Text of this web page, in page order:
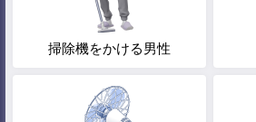
掃除機をかける男性